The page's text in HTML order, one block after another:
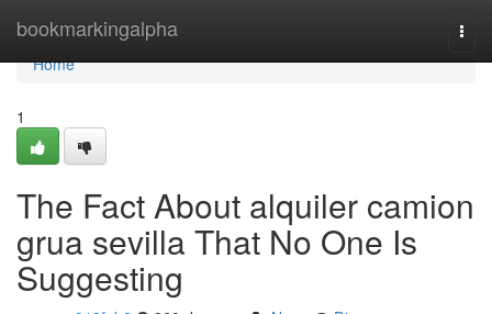
bookmarkingalpha
Home
Home
1
The Fact About alquiler camion
grua sevilla That No One Is
Suggesting